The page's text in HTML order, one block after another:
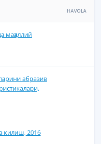
HAVOLA
маҳаллий
абразив
килиш, 2016